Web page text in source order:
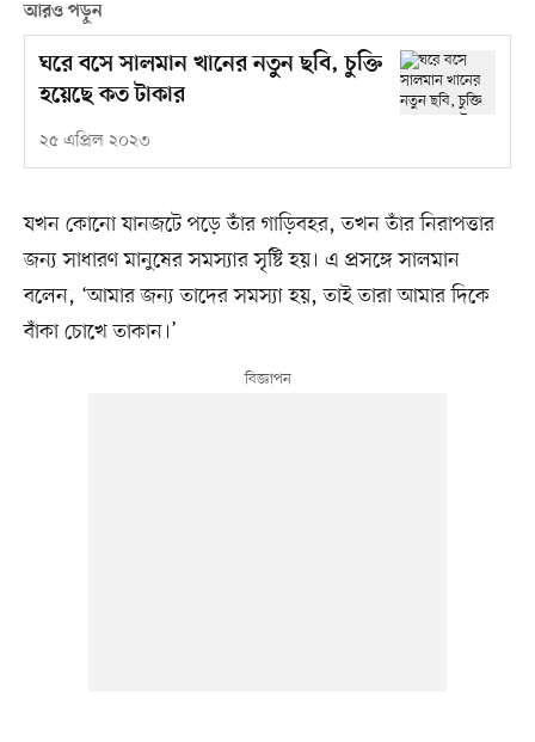
আরও পড়ুন
ঘরে বসে সালমান খানের নতুন ছবি, চুক্তি
হয়েছে কত টাকার
২৫ এপ্রিল ২০২৩
যখন কোনো যানজটে পড়ে তাঁর গাড়িবহর, তখন তাঁর নিরাপত্তার
জন্য সাধারণ মানুষের সমস্যার সৃষ্টি হয়। এ প্রসঙ্গে সালমান
বলেন, ‘আমার জন্য তাদের সমস্যা হয়, তাই তারা আমার দিকে
বাঁকা চোখে তাকান।’